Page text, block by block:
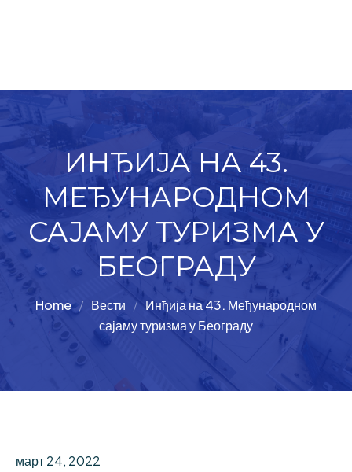
ИНЂИЈА НА 43.
МЕЂУНАРОДНОМ
САЈАМУ ТУРИЗМА У
БЕОГРАДУ
Home Вести
Инђија на 43. Међународном
сајаму туризма у Београду
март 24, 2022